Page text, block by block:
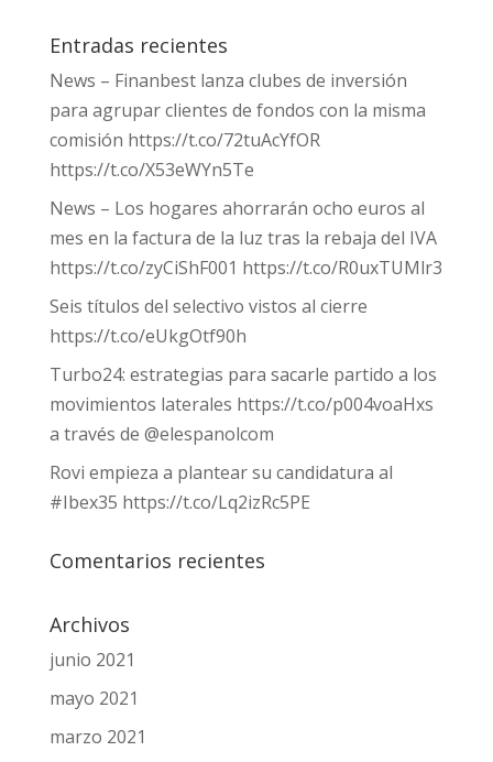
Entradas recientes
News – Finanbest lanza clubes de inversión
para agrupar clientes de fondos con la misma
comisión https://t.co/72tuAcYfOR
https://t.co/X53eWYn5Te
News – Los hogares ahorrarán ocho euros al
mes en la factura de la luz tras la rebaja del IVA
https://t.co/zyCiShF001 https://t.co/R0uxTUMlr3
Seis títulos del selectivo vistos al cierre
https://t.co/eUkgOtf90h
Turbo24: estrategias para sacarle partido a los
movimientos laterales https://t.co/p004voaHxs
a través de @elespanolcom
Rovi empieza a plantear su candidatura al
#Ibex35 https://t.co/Lq2izRc5PE
Comentarios recientes
Archivos
junio 2021
mayo 2021
marzo 2021